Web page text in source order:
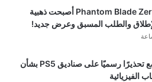
رسميًا: Phantom Blade Zero أصبحت ذهبية
والطلب المسبق وعرض جديد!
سوني تضع تحذيرًا رسميًا على صناديق PS5 بشأن
الفيزيائية